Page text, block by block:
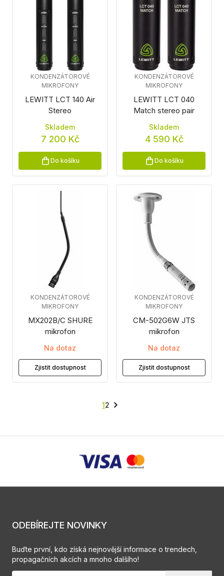
LEWITT LCT 140 Air
Stereo
KONDENZÁTOROVÉ
MIKROFONY
Skladem
7 200 Kč
Do košíku
LEWITT LCT 040
Match stereo pair
KONDENZÁTOROVÉ
MIKROFONY
Skladem
4 590 Kč
Do košíku
MX202B/C SHURE
mikrofon
KONDENZÁTOROVÉ
MIKROFONY
Na dotaz
Zjistit dostupnost
CM-502G6W JTS
mikrofon
KONDENZÁTOROVÉ
MIKROFONY
Na dotaz
Zjistit dostupnost
12
ODEBÍREJTE NOVINKY
Buďte první, kdo získá nejnovější informace o trendech,
propagačních akcích a mnoho dalšího!